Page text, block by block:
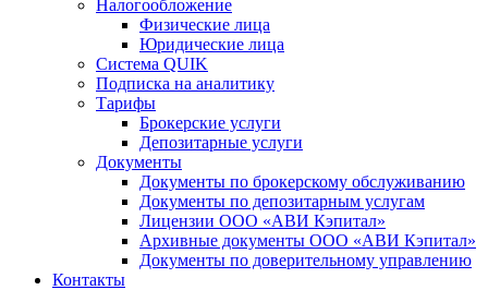
Налогообложение
Физические лица
Юридические лица
Система QUIK
Подписка на аналитику
Тарифы
Брокерские услуги
Депозитарные услуги
Документы
Документы по брокерскому обслуживанию
Документы по депозитарным услугам
Лицензии ООО «АВИ Кэпитал»
Архивные документы ООО «АВИ Кэпитал»
Документы по доверительному управлению
Контакты